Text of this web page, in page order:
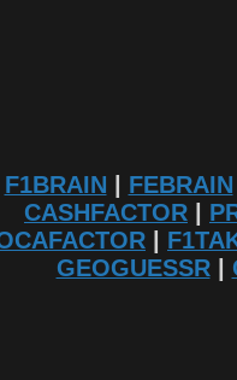
F1BRAIN FEBRAIN
CASHFACTOR
GEOGUESSR|